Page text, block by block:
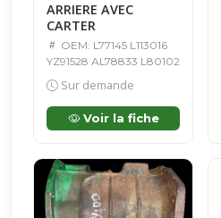
ARRIERE AVEC
CARTER
OEM: L77145 L113016
YZ91528 AL78833 L80102
Sur demande
Voir la fiche